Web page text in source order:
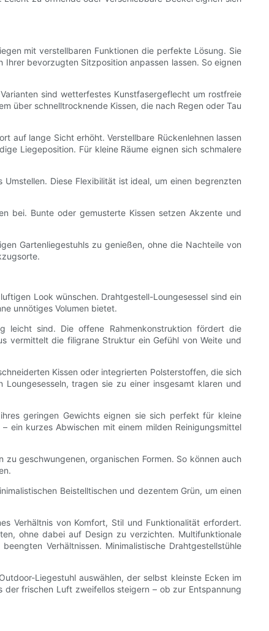
mit verstellbaren Funktionen die perfekte Lösung. Sie
bevorzugten Sitzposition anpassen lassen. So eignen
sind wetterfestes Kunstfasergeflecht um rostfreie
über schnelltrocknende Kissen, die nach Regen oder Tau
auf lange Sicht erhöht. Verstellbare Rückenlehnen lassen
Liegeposition. Für kleine Räume eignen sich schmalere
Diese Flexibilität ist ideal, um einen begrenzten
bei. Bunte oder gemusterte Kissen setzen Akzente und
Gartenliegestuhls zu genießen, ohne die Nachteile von
Look wünschen. Drahtgestell-Loungesessel sind ein
unnötiges Volumen bietet.
leicht sind. Die offene Rahmenkonstruktion fördert die
vermittelt die filigrane Struktur ein Gefühl von Weite und
Kissen oder integrierten Polsterstoffen, die sich
tragen sie zu einer insgesamt klaren und
geringen Gewichts eignen sie sich perfekt für kleine
ein kurzes Abwischen mit einem milden Reinigungsmittel
geschwungenen, organischen Formen. So können auch
Beistelltischen und dezentem Grün, um einen
Verhältnis von Komfort, Stil und Funktionalität erfordert.
ohne dabei auf Design zu verzichten. Multifunktionale
Verhältnissen. Minimalistische Drahtgestellstühle
Liegestuhl auswählen, der selbst kleinste Ecken im
frischen Luft zweifellos steigern – ob zur Entspannung